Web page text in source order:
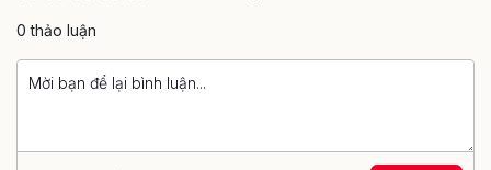
0 thảo luận